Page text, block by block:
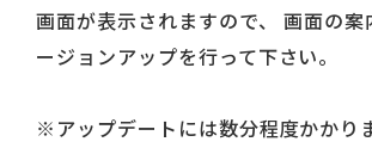
画面が表示されますので、 画面の案
ージョンアップを行って下さい。
※アップデートには数分程度かかり